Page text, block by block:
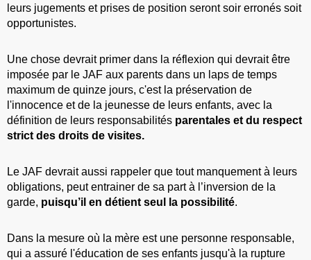
leurs jugements et prises de position seront soir erronés soit
opportunistes.
Une chose devrait primer dans la réflexion qui devrait être
imposée par le JAF aux parents dans un laps de temps
maximum de quinze jours, c'est la préservation de
l'innocence et de la jeunesse de leurs enfants, avec la
définition de leurs responsabilités parentales et du respect
strict des droits de visites.
Le JAF devrait aussi rappeler que tout manquement à leurs
obligations, peut entrainer de sa part à l’inversion de la
garde, puisqu’il en détient seul la possibilité.
Dans la mesure où la mère est une personne responsable,
qui a assuré l'éducation de ses enfants jusqu'à la rupture